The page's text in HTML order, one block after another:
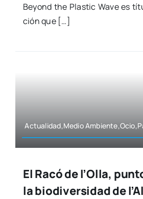
Beyond the Plas­tic Wave es
ción que […]
Actualidad,Medio
El Racó de l’Olla,
la biodiversidad de